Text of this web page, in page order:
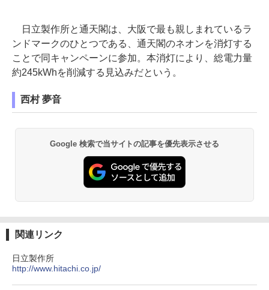
日立製作所と通天閣は、大阪で最も親しまれているラ
ンドマークのひとつである、通天閣のネオンを消灯する
ことで同キャンペーンに参加。本消灯により、総電力量
約245kWhを削減する見込みだという。
西村 夢音
Google 検索で当サイトの記事を優先表示させる
関連リンク
日立製作所
http://www.hitachi.co.jp/